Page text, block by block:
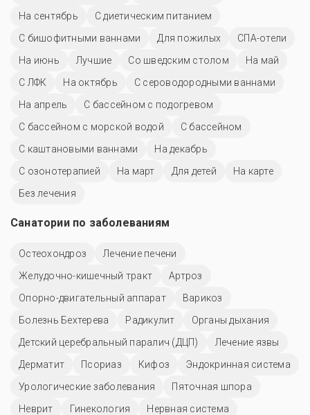
На сентябрь
С диетическим питанием
С бишофитными ваннами
Для пожилых
СПА-отели
На июнь
Лучшие Со шведским столом
На май
С ЛФК
На октябрь
С сероводородными ваннами
На апрель
С бассейном с подогревом
С бассейном с морской водой
C бассейном
С каштановыми ваннами
На декабрь
С озонотерапией
На март Для детей
На карте
Без лечения
Санатории по заболеваниям
Остеохондроз
Лечение печени
Желудочно-кишечный тракт
Артроз
Опорно-двигательный аппарат
Варикоз
Болезнь Бехтерева
Радикулит
Органы дыхания
Детский церебральный паралич (ДЦП)
Лечение язвы
Дерматит
Псориаз Кифоз
Эндокринная система
Урологические заболевания
Пяточная шпора
Неврит
Гинекология
Нервная система